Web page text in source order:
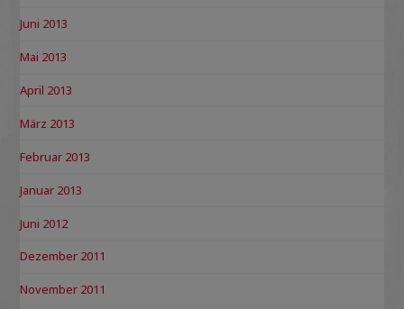
Juni 2013
Mai 2013
April 2013
März 2013
Februar 2013
Januar 2013
Juni 2012
Dezember 2011
November 2011